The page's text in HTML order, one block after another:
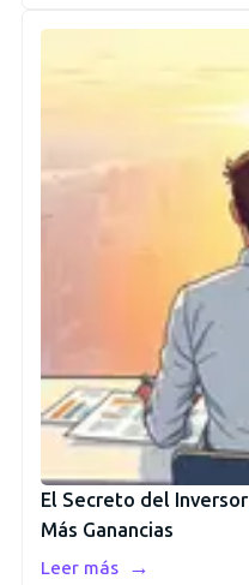
El Secreto del
Más Ganancias
Leer más →